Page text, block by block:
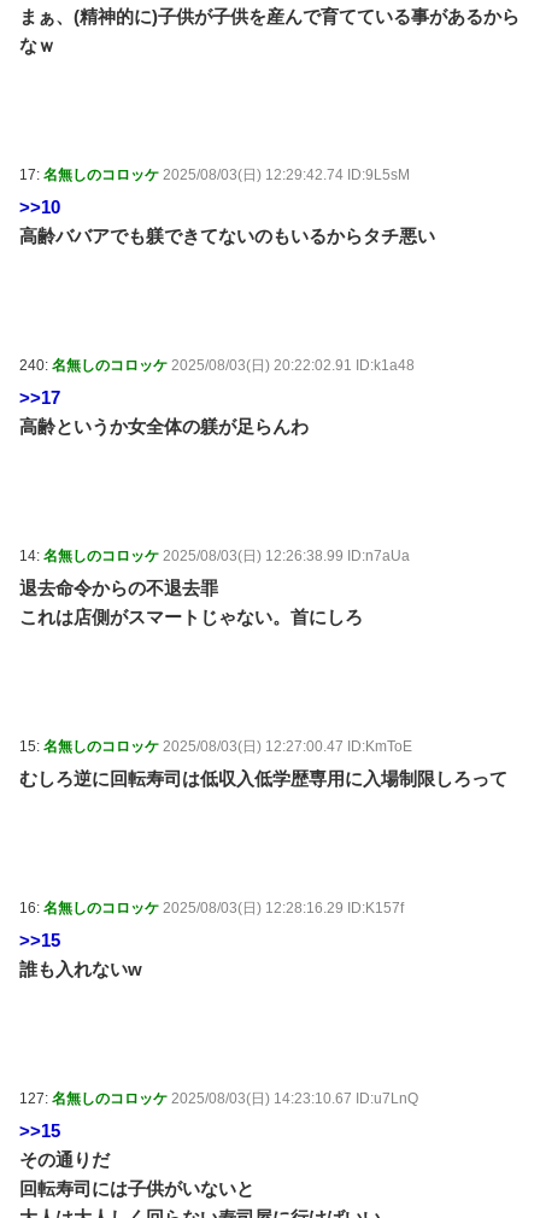
まぁ、(精神的に)子供が子供を産んで育てている事があるから
なｗ
17: 名無しのコロッケ 2025/08/03(日) 12:29:42.74 ID:9L5sM
>>10
高齢ババアでも躾できてないのもいるからタチ悪い
240: 名無しのコロッケ 2025/08/03(日) 20:22:02.91 ID:k1a48
>>17
高齢というか女全体の躾が足らんわ
14: 名無しのコロッケ 2025/08/03(日) 12:26:38.99 ID:n7aUa
退去命令からの不退去罪
これは店側がスマートじゃない。首にしろ
15: 名無しのコロッケ 2025/08/03(日) 12:27:00.47 ID:KmToE
むしろ逆に回転寿司は低収入低学歴専用に入場制限しろって
16: 名無しのコロッケ 2025/08/03(日) 12:28:16.29 ID:K157f
>>15
誰も入れないw
127: 名無しのコロッケ 2025/08/03(日) 14:23:10.67 ID:u7LnQ
>>15
その通りだ
回転寿司には子供がいないと